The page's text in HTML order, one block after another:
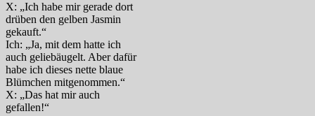
X: „Ich habe mir gerade dort
drüben den gelben Jasmin
gekauft.“
Ich: „Ja, mit dem hatte ich
auch geliebäugelt. Aber dafür
habe ich dieses nette blaue
Blümchen mitgenommen.“
X: „Das hat mir auch
gefallen!“